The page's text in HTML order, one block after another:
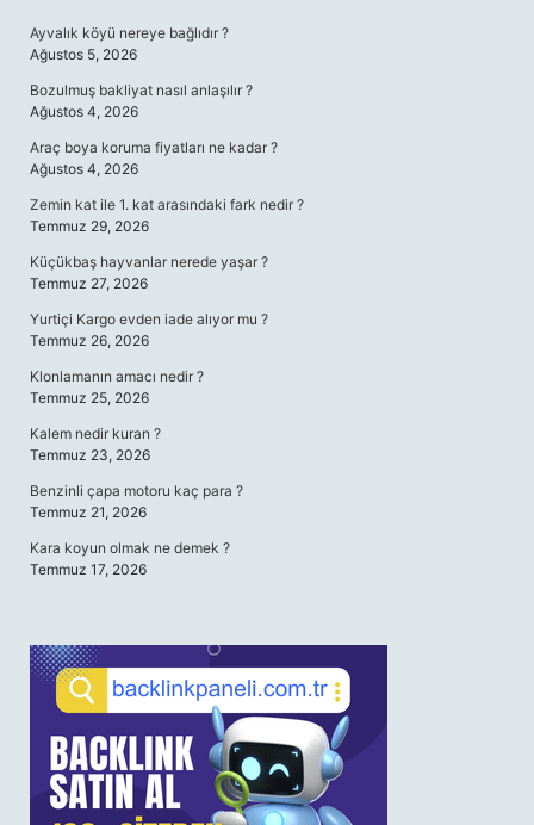
Ayvalık köyü nereye bağlıdır ?
Ağustos 5, 2026
Bozulmuş bakliyat nasıl anlaşılır ?
Ağustos 4, 2026
Araç boya koruma fiyatları ne kadar ?
Ağustos 4, 2026
Zemin kat ile 1. kat arasındaki fark nedir ?
Temmuz 29, 2026
Küçükbaş hayvanlar nerede yaşar ?
Temmuz 27, 2026
Yurtiçi Kargo evden iade alıyor mu ?
Temmuz 26, 2026
Klonlamanın amacı nedir ?
Temmuz 25, 2026
Kalem nedir kuran ?
Temmuz 23, 2026
Benzinli çapa motoru kaç para ?
Temmuz 21, 2026
Kara koyun olmak ne demek ?
Temmuz 17, 2026